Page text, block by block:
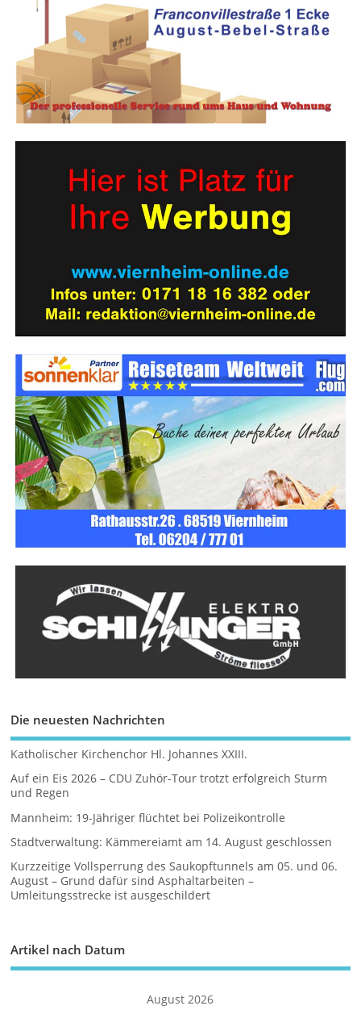
Die neuesten Nachrichten
Katholischer Kirchenchor Hl. Johannes XXIII.
Auf ein Eis 2026 – CDU Zuhör-Tour trotzt erfolgreich Sturm
und Regen
Mannheim: 19-Jähriger flüchtet bei Polizeikontrolle
Stadtverwaltung: Kämmereiamt am 14. August geschlossen
Kurzzeitige Vollsperrung des Saukopftunnels am 05. und 06.
August – Grund dafür sind Asphaltarbeiten –
Umleitungsstrecke ist ausgeschildert
Artikel nach Datum
August 2026